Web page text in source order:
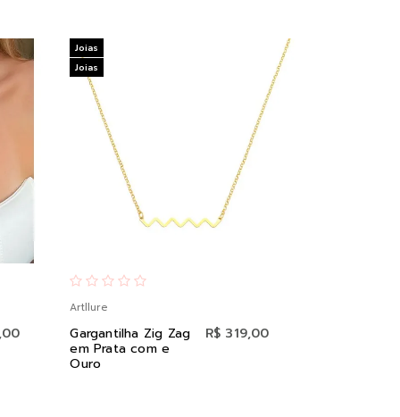
Artllure
Gargantilha Zig Zag
em Prata com e
Ouro
R$ 319,00
Joias
Joias